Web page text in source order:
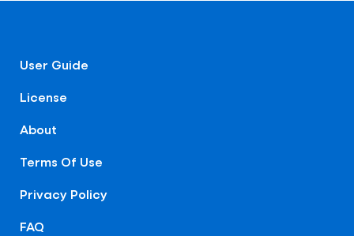
User Guide
License
About
Terms Of Use
Privacy Policy
FAQ